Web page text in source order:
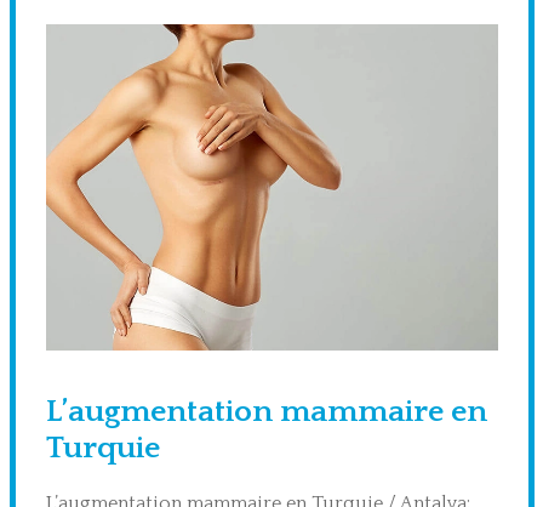
L’augmentation mammaire en
Turquie